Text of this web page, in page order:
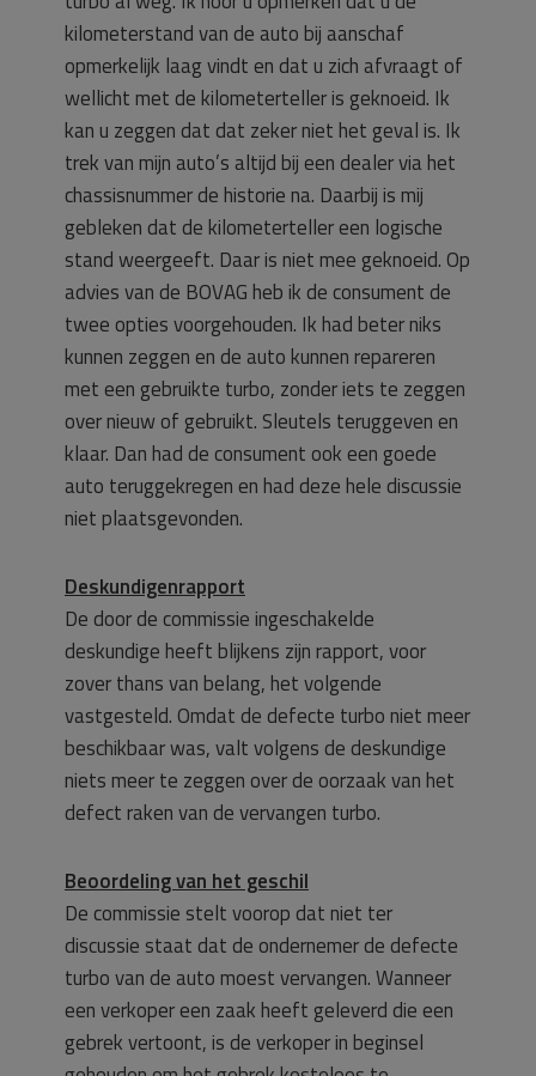
kilometerstand van de auto bij aanschaf
opmerkelijk laag vindt en dat u zich afvraagt of
wellicht met de kilometerteller is geknoeid. Ik
kan u zeggen dat dat zeker niet het geval is. Ik
trek van mijn auto’s altijd bij een dealer via het
chassisnummer de historie na. Daarbij is mij
gebleken dat de kilometerteller een logische
stand weergeeft. Daar is niet mee geknoeid. Op
advies van de BOVAG heb ik de consument de
twee opties voorgehouden. Ik had beter niks
kunnen zeggen en de auto kunnen repareren
met een gebruikte turbo, zonder iets te zeggen
over nieuw of gebruikt. Sleutels teruggeven en
klaar. Dan had de consument ook een goede
auto teruggekregen en had deze hele discussie
niet plaatsgevonden.
Deskundigenrapport
De door de commissie ingeschakelde
deskundige heeft blijkens zijn rapport, voor
zover thans van belang, het volgende
vastgesteld. Omdat de defecte turbo niet meer
beschikbaar was, valt volgens de deskundige
niets meer te zeggen over de oorzaak van het
defect raken van de vervangen turbo.
Beoordeling van het geschil
De commissie stelt voorop dat niet ter
discussie staat dat de ondernemer de defecte
turbo van de auto moest vervangen. Wanneer
een verkoper een zaak heeft geleverd die een
gebrek vertoont, is de verkoper in beginsel